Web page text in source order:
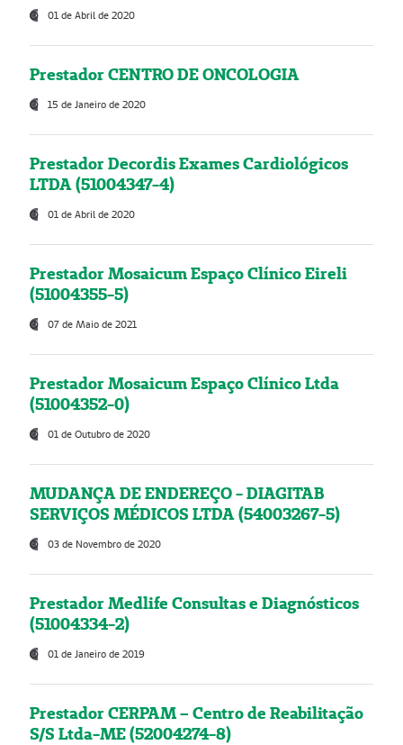
01 de Abril de 2020
Prestador CENTRO DE ONCOLOGIA
15 de Janeiro de 2020
Prestador Decordis Exames Cardiológicos
LTDA (51004347-4)
01 de Abril de 2020
Prestador Mosaicum Espaço Clínico Eireli
(51004355-5)
07 de Maio de 2021
Prestador Mosaicum Espaço Clínico Ltda
(51004352-0)
01 de Outubro de 2020
MUDANÇA DE ENDEREÇO - DIAGITAB
SERVIÇOS MÉDICOS LTDA (54003267-5)
03 de Novembro de 2020
Prestador Medlife Consultas e Diagnósticos
(51004334-2)
01 de Janeiro de 2019
Prestador CERPAM – Centro de Reabilitação
S/S Ltda-ME (52004274-8)